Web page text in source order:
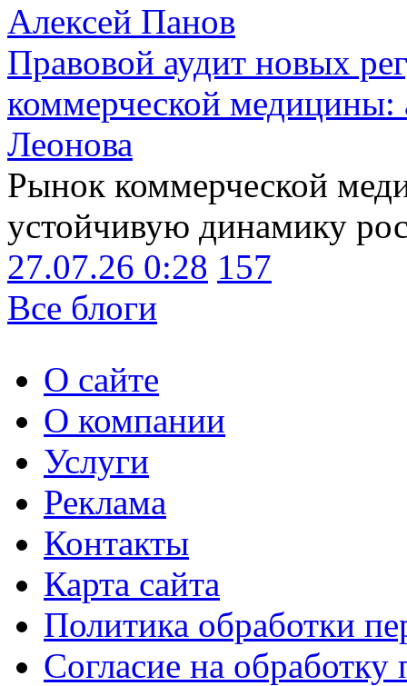
Алексей Панов
Правовой аудит новых
коммерческой медицины:
Леонова
Рынок коммерческой
устойчивую динамику
27.07.26 0:28 157
Все блоги
О сайте
О компании
Услуги
Реклама
Контакты
Карта сайта
Политика обработки
Согласие на